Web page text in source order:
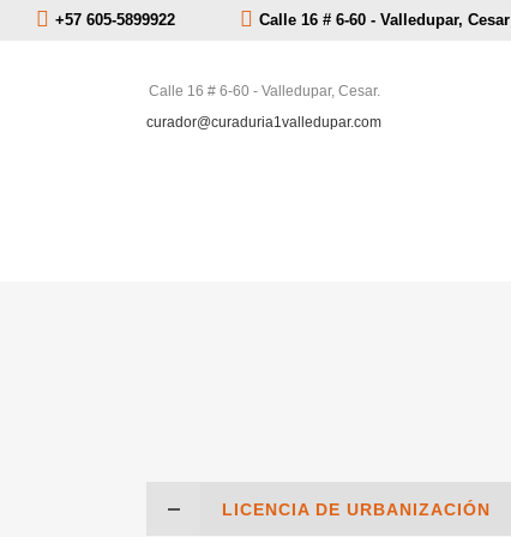
+57 605-5899922 Calle 16 # 6-60 - Valledupar, Cesar
Calle 16 # 6-60 - Valledupar, Cesar.
curador@curaduria1valledupar.com
LICENCIA DE URBANIZACIÓN